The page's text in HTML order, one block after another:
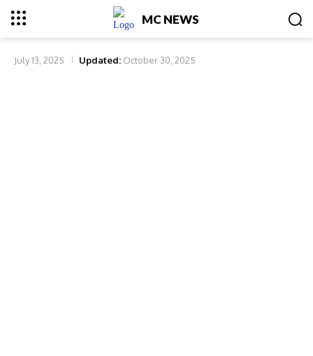
MC NEWS
July 13, 2025 Updated: October 30, 2025